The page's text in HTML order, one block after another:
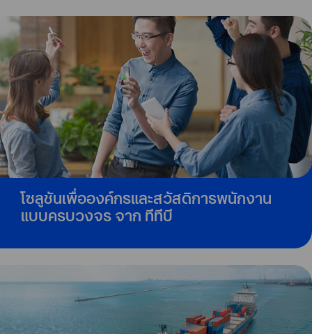
โซลูชันเพื่อองค์กรและสวัสดิการพนักงาน
แบบครบวงจร จาก ทีทีบี